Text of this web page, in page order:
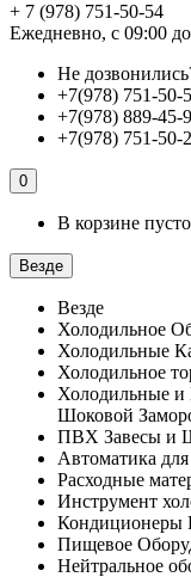
+ 7 (978) 751-50-54
Ежедневно, с 09:00
Не
+7(978) 751-50-
+7(978) 889-45-
+7(978) 751-50-
0
В корзине
Везде
Везде
Холодильное
Холодильные
Холодильное
Холодильные
Шоковой
ПВХ Завесы и
Автоматика
Расходные
Инструмент
Кондиционеры
Пищевое
Нейтральное